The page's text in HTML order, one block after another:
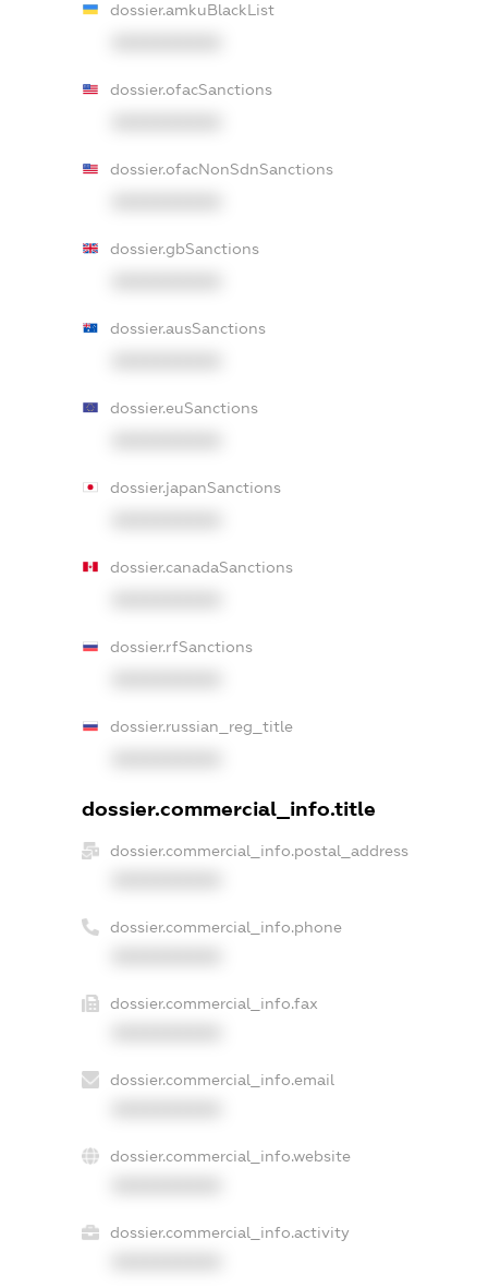
dossier.amkuBlackList
dossier.ofacSanctions
dossier.ofacNonSdnSanctions
dossier.gbSanctions
dossier.ausSanctions
dossier.euSanctions
dossier.japanSanctions
dossier.canadaSanctions
dossier.rfSanctions
dossier.russian_reg_title
dossier.commercial_info.title
dossier.commercial_info.postal_address
dossier.commercial_info.phone
dossier.commercial_info.fax
dossier.commercial_info.email
dossier.commercial_info.website
dossier.commercial_info.activity